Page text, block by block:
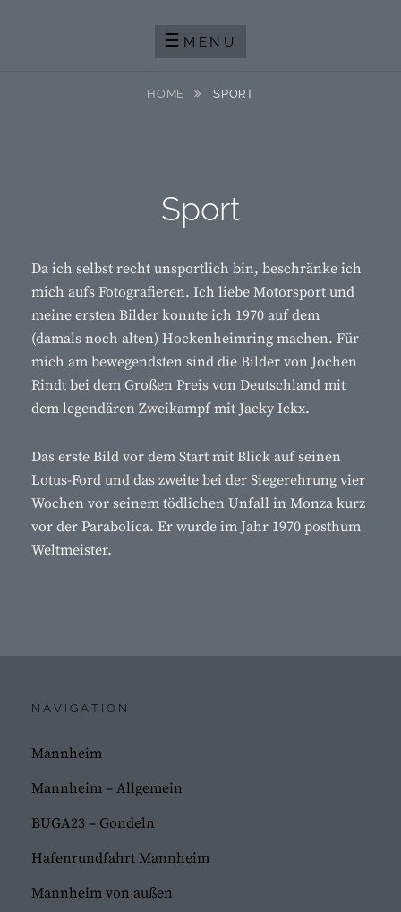
POLIVERSUM-FOTOBLOG
MENU
HOME SPORT
Sport
Da ich selbst recht unsportlich bin, beschränke ich
mich aufs Fotografieren. Ich liebe Motorsport und
meine ersten Bilder konnte ich 1970 auf dem
(damals noch alten) Hockenheimring machen. Für
mich am bewegendsten sind die Bilder von Jochen
Rindt bei dem Großen Preis von Deutschland mit
dem legendären Zweikampf mit Jacky Ickx.
Das erste Bild vor dem Start mit Blick auf seinen
Lotus-Ford und das zweite bei der Siegerehrung vier
Wochen vor seinem tödlichen Unfall in Monza kurz
vor der Parabolica. Er wurde im Jahr 1970 posthum
Weltmeister.
NAVIGATION
Mannheim
Mannheim – Allgemein
BUGA23 – Gondeln
Hafenrundfahrt Mannheim
Mannheim von außen